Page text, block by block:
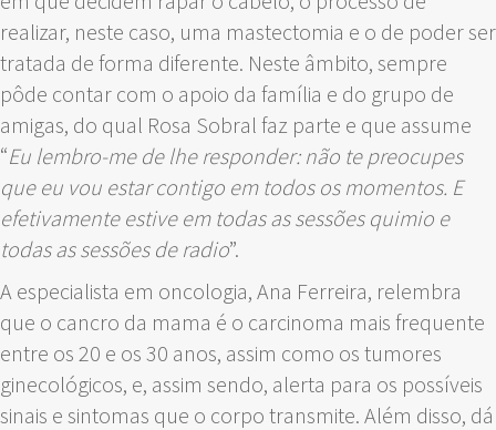
realizar, neste caso, uma mastectomia e o de poder ser
tratada de forma diferente. Neste âmbito, sempre
pôde contar com o apoio da família e do grupo de
amigas, do qual Rosa Sobral faz parte e que assume
“Eu lembro-me de lhe responder: não te preocupes
que eu vou estar contigo em todos os momentos. E
efetivamente estive em todas as sessões quimio e
todas as sessões de radio”.
A especialista em oncologia, Ana Ferreira, relembra
que o cancro da mama é o carcinoma mais frequente
entre os 20 e os 30 anos, assim como os tumores
ginecológicos, e, assim sendo, alerta para os possíveis
sinais e sintomas que o corpo transmite. Além disso, dá